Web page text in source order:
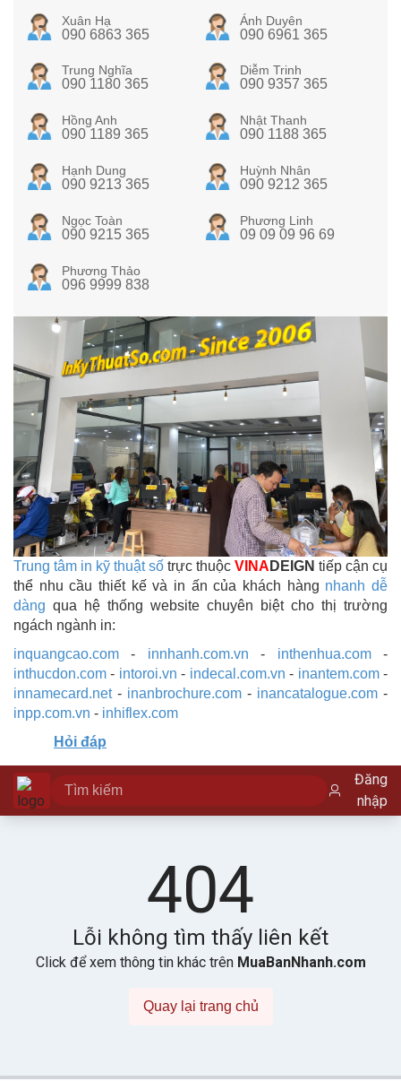
Xuân Hạ
090 6863 365
Ánh Duyên
090 6961 365
Trung Nghĩa
090 1180 365
Diễm Trinh
090 9357 365
Hồng Anh
090 1189 365
Nhật Thanh
090 1188 365
Hạnh Dung
090 9213 365
Huỳnh Nhân
090 9212 365
Ngọc Toàn
090 9215 365
Phương Linh
09 09 09 96 69
Phương Thảo
096 9999 838
Trung tâm in kỹ thuật số trực thuộc VINA DEIGN tiếp cận cụ
thể nhu cầu thiết kế và in ấn của khách hàng nhanh dễ
dàng qua hệ thống website chuyên biệt cho thị trường
ngách ngành in:
inquangcao.com - innhanh.com.vn - inthenhua.com-
inthucdon.com - intoroi.vn - indecal.com.vn - inantem.com-
innamecard.net- inanbrochure.com - inancatalogue.com -
inpp.com.vn - inhiflex.com
Hỏi đáp